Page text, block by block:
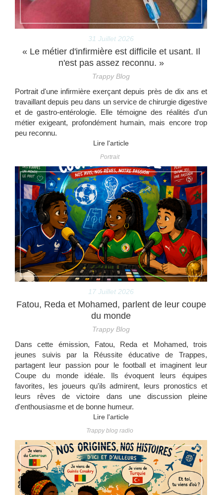
31 Juillet 2026
« Le métier d'infirmière est difficile et usant. Il
n'est pas assez reconnu. »
Trappy Blog
Portrait d'une infirmière exerçant depuis près de dix ans et
travaillant depuis peu dans un service de chirurgie digestive
et de gastro-entérologie. Elle témoigne des réalités d'un
métier exigeant, profondément humain, mais encore trop
peu reconnu.
Lire l'article
Portrait
17 Juillet 2026
Fatou, Reda et Mohamed, parlent de leur coupe
du monde
Trappy Blog
Dans cette émission, Fatou, Reda et Mohamed, trois
jeunes suivis par la Réussite éducative de Trappes,
partagent leur passion pour le football et imaginent leur
Coupe du monde idéale. Ils évoquent leurs équipes
favorites, les joueurs qu'ils admirent, leurs pronostics et
leurs rêves de victoire dans une discussion pleine
d'enthousiasme et de bonne humeur.
Lire l'article
Trappy blog radio